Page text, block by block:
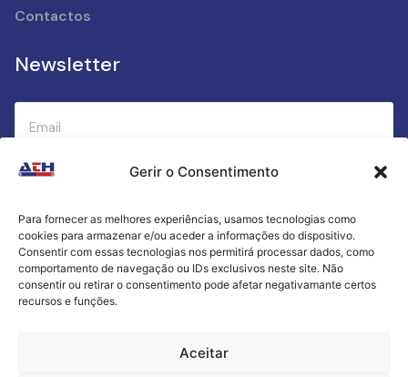
Gerir o Consentimento
Para fornecer as melhores experiências, usamos tecnologias como
cookies para armazenar e/ou aceder a informações do dispositivo.
Consentir com essas tecnologias nos permitirá processar dados, como
comportamento de navegação ou IDs exclusivos neste site. Não
consentir ou retirar o consentimento pode afetar negativamante certos
recursos e funções.
Aceitar
Contactos
Newsletter
Submeter
Criamos a cozinha perfeita para o seu sucesso
gastronómico!